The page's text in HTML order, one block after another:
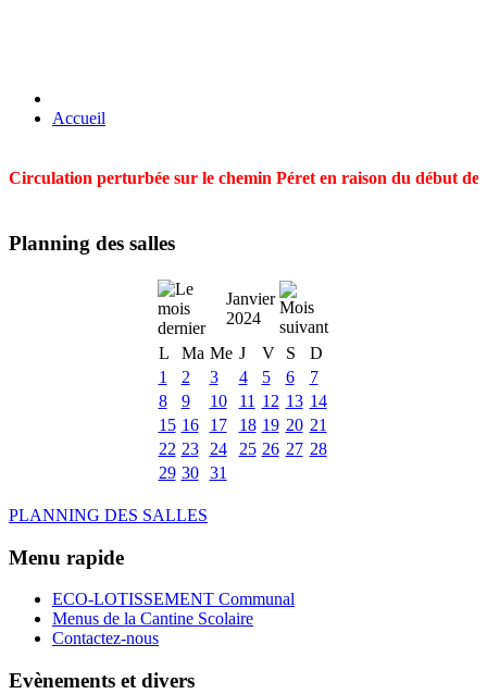
Accueil
Circulation perturbée sur le chemin Péret en raison du début
Planning des salles
Janvier
2024
L
Ma Me J V S
D
1
2 3 4 5 6
7
8
9 10 11 12 13 14
15 16 17 18 19 20 21
22 23 24 25 26 27 28
29 30 31
PLANNING DES SALLES
Menu rapide
ECO-LOTISSEMENT Communal
Menus de la Cantine Scolaire
Contactez-nous
Evènements et divers